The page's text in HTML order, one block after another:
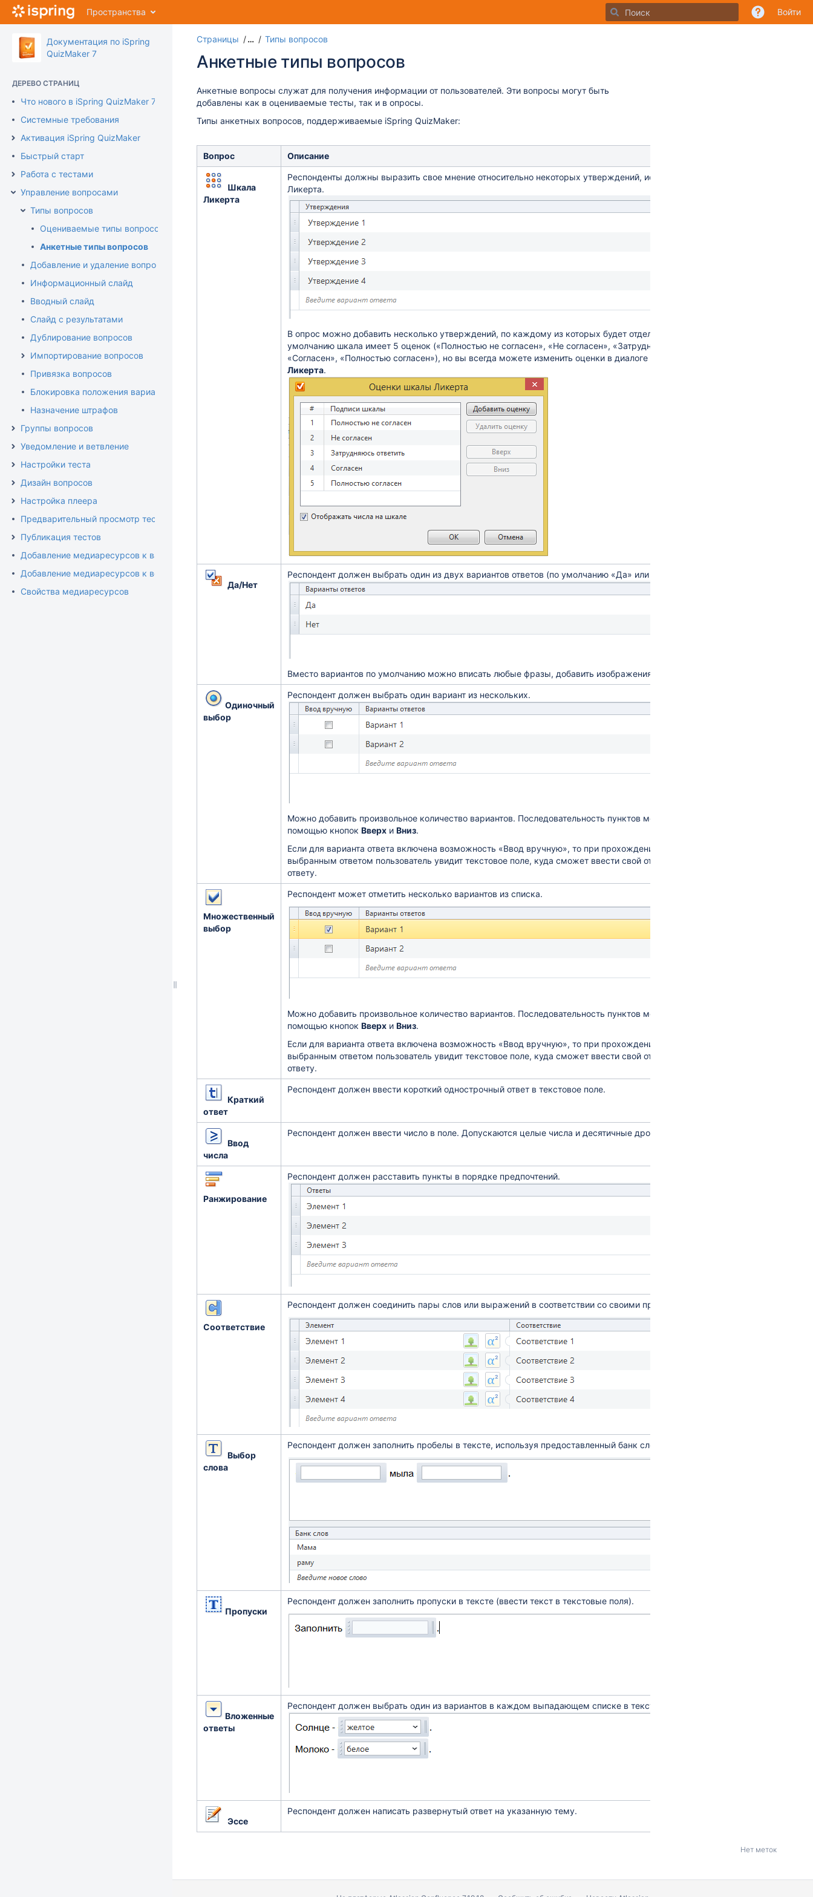
Перейти
содержимому
assistive.skiplink.to.breadcrumbs
assistive.skiplink.to.quick.search
Пространства Войти
Документация по iSpring
QuizMaker 7
ДЕРЕВО СТРАНИЦ
Что нового в iSpring QuizMaker 7
Системные требования
Активация iSpring QuizMaker
Быстрый старт
Работа с тестами
Управление вопросами
Типы вопросов
Оцениваемые типы вопросов
Анкетные типы вопросов
Добавление и удаление вопросов
Информационный слайд
Вводный слайд
Слайд с результатами
Дублирование вопросов
Импортирование вопросов
Привязка вопросов
Блокировка положения варианта ответа
Назначение штрафов
Группы вопросов
Уведомление и ветвление
Настройки теста
Дизайн вопросов
Настройка плеера
Предварительный просмотр теста
Публикация тестов
Добавление медиаресурсов к вариантам ответа
Добавление медиаресурсов к вопросам
Свойства медиаресурсов
Страницы … Типы вопросов
концу
баннера
началу
баннера
Анкетные типы вопросов
Анкетные вопросы служат для получения информации от пользователей. Эти вопросы могут быть
добавлены как в оцениваемые тесты, так и в опросы.
Типы анкетных вопросов, поддерживаемые iSpring QuizMaker:
Вопрос Описание
Шкала
Ликерта
Респонденты должны выразить свое мнение относительно некоторых утверждений, используя шкалу
Ликерта.
В опрос можно добавить несколько утверждений, по каждому из которых будет отдельная шкала. По
умолчанию шкала имеет 5 оценок («Полностью не согласен», «Не согласен», «Затрудняюсь ответить»,
«Согласен», «Полностью согласен»), но вы всегда можете изменить оценки в диалоге
Ликерта.
Да/Нет
Респондент должен выбрать один из двух вариантов ответов (по умолчанию «Да» или «Нет»).
Вместо вариантов по умолчанию можно вписать любые фразы, добавить изображения или формулы.
Одиночный
выбор
Респондент должен выбрать один вариант из нескольких.
Можно добавить произвольное количество вариантов. Последовательность пунктов может быть изменена с
помощью кнопок Вверх и Вниз.
Если для варианта ответа включена возможность «Ввод вручную», то при прохождении опроса рядом с
выбранным ответом пользователь увидит текстовое поле, куда сможет ввести свой ответ или комментарий к
ответу.
Множественный
выбор
Респондент может отметить несколько вариантов из списка.
Можно добавить произвольное количество вариантов. Последовательность пунктов может быть изменена с
помощью кнопок Вверх и Вниз.
Если для варианта ответа включена возможность «Ввод вручную», то при прохождении опроса рядом с
выбранным ответом пользователь увидит текстовое поле, куда сможет ввести свой ответ или комментарий к
ответу.
Краткий
ответ
Респондент должен ввести короткий однострочный ответ в текстовое поле.
Ввод
числа
Респондент должен ввести число в поле. Допускаются целые числа и десятичные дроби.
Ранжирование
Респондент должен расставить пункты в порядке предпочтений.
Соответствие
Респондент должен соединить пары слов или выражений в соответствии со своими предпочтениями.
Выбор
слова
Респондент должен заполнить пробелы в тексте, используя предоставленный банк слов.
Пропуски
Респондент должен заполнить пропуски в тексте (ввести текст в текстовые поля).
Вложенные
ответы
Респондент должен выбрать один из вариантов в каждом выпадающем списке в тексте.
Эссе
Респондент должен написать развернутый ответ на указанную тему.
Нет меток